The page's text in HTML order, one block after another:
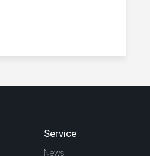
Service
News